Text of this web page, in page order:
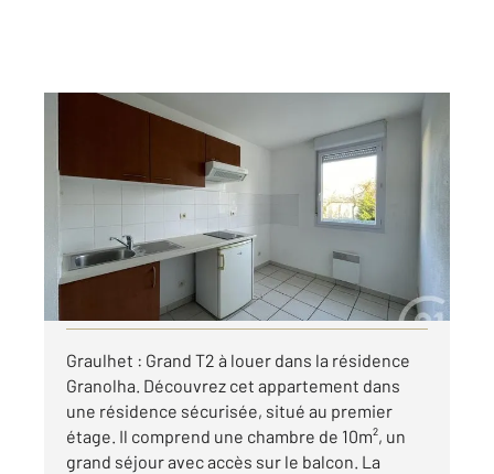
GRAULHET 81
Appartement T2 à louer
455 €
par mois charges comprises
Visiter le site dédié
Graulhet : Grand T2 à louer dans la résidence
Granolha. Découvrez cet appartement dans
une résidence sécurisée, situé au premier
étage. Il comprend une chambre de 10m², un
grand séjour avec accès sur le balcon. La